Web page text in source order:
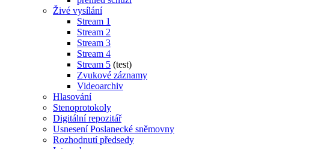
Živé vysílání
Stream 1
Stream 2
Stream 3
Stream 4
Stream 5 (test)
Zvukové záznamy
Videoarchiv
Hlasování
Stenoprotokoly
Digitální repozitář
Usnesení Poslanecké sněmovny
Rozhodnutí předsedy